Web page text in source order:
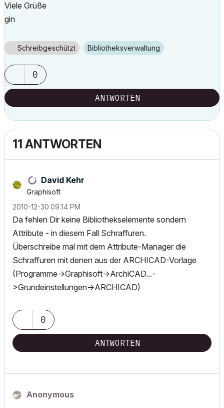
Viele Grüße
gin
Schreibgeschützt Bibliotheksverwaltung
0
ANTWORTEN
11 ANTWORTEN
David Kehr
Graphisoft
‎2010-12-30 09:14 PM
Da fehlen Dir keine Bibliothekselemente sondern
Attribute - in diesem Fall Schraffuren.
Überschreibe mal mit dem Attribute-Manager die
Schraffuren mit denen aus der ARCHICAD-Vorlage
(Programme->Graphisoft->ArchiCAD...-
>Grundeinstellungen->ARCHICAD)
0
ANTWORTEN
Anonymous